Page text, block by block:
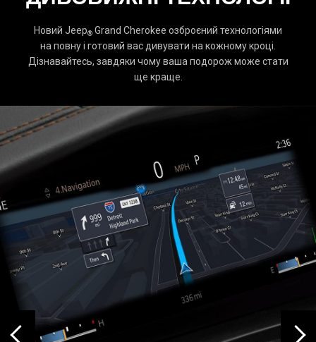
Новий Jeep® Grand Cherokee озброєний технологіями
на повну і готовий вас дивувати на кожному кроці.
Дізнавайтесь, завдяки чому ваша подорож може стати
ще краще.
‹ ›